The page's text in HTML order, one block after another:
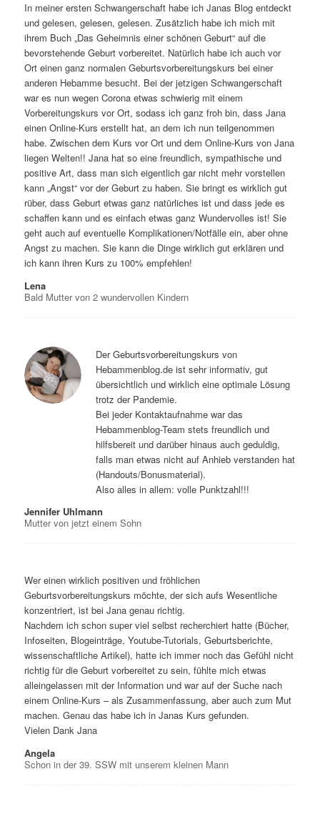
In meiner ersten Schwangerschaft habe ich Janas Blog entdeckt
und gelesen, gelesen, gelesen. Zusätzlich habe ich mich mit
ihrem Buch „Das Geheimnis einer schönen Geburt“ auf die
bevorstehende Geburt vorbereitet. Natürlich habe ich auch vor
Ort einen ganz normalen Geburtsvorbereitungskurs bei einer
anderen Hebamme besucht. Bei der jetzigen Schwangerschaft
war es nun wegen Corona etwas schwierig mit einem
Vorbereitungskurs vor Ort, sodass ich ganz froh bin, dass Jana
einen Online-Kurs erstellt hat, an dem ich nun teilgenommen
habe. Zwischen dem Kurs vor Ort und dem Online-Kurs von Jana
liegen Welten!! Jana hat so eine freundlich, sympathische und
positive Art, dass man sich eigentlich gar nicht mehr vorstellen
kann „Angst“ vor der Geburt zu haben. Sie bringt es wirklich gut
rüber, dass Geburt etwas ganz natürliches ist und dass jede es
schaffen kann und es einfach etwas ganz Wundervolles ist! Sie
geht auch auf eventuelle Komplikationen/Notfälle ein, aber ohne
Angst zu machen. Sie kann die Dinge wirklich gut erklären und
ich kann ihren Kurs zu 100% empfehlen!
Lena
Bald Mutter von 2 wundervollen Kindern
Der Geburtsvorbereitungskurs von
Hebammenblog.de ist sehr informativ, gut
übersichtlich und wirklich eine optimale Lösung
trotz der Pandemie.
Bei jeder Kontaktaufnahme war das
Hebammenblog-Team stets freundlich und
hilfsbereit und darüber hinaus auch geduldig,
falls man etwas nicht auf Anhieb verstanden hat
(Handouts/Bonusmaterial).
Also alles in allem: volle Punktzahl!!!
Jennifer Uhlmann
Mutter von jetzt einem Sohn
Wer einen wirklich positiven und fröhlichen
Geburtsvorbereitungskurs möchte, der sich aufs Wesentliche
konzentriert, ist bei Jana genau richtig.
Nachdem ich schon super viel selbst recherchiert hatte (Bücher,
Infoseiten, Blogeinträge, Youtube-Tutorials, Geburtsberichte,
wissenschaftliche Artikel), hatte ich immer noch das Gefühl nicht
richtig für die Geburt vorbereitet zu sein, fühlte mich etwas
alleingelassen mit der Information und war auf der Suche nach
einem Online-Kurs – als Zusammenfassung, aber auch zum Mut
machen. Genau das habe ich in Janas Kurs gefunden.
Vielen Dank Jana
Angela
Schon in der 39. SSW mit unserem kleinen Mann